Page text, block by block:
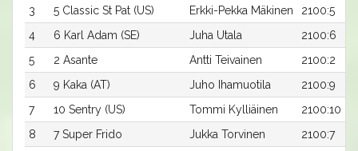
3
5 Classic St Pat (US) Erkki-Pekka Mäkinen
2100:5
4
6 Karl Adam (SE) Juha Utala
2100:6
5
2 Asante Antti Teivainen
2100:2
6
9 Kaka (AT) Juho Ihamuotila
2100:9
7
10 Sentry (US) Tommi Kylliäinen
2100:10
8
7 Super Frido Jukka Torvinen
2100:7